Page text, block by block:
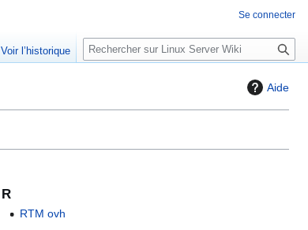
Aide
R
RTM ovh
Se connecter
Voir l’historique
R
e
e
c